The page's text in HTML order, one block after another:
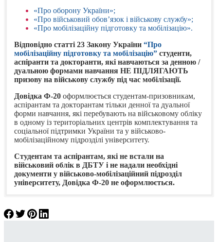
«Про оборону України»;
«Про військовий обов’язок і військову службу»;
«Про мобілізаційну підготовку та мобілізацію».
Відповідно статті 23 Закону України “Про
мобілізаційну підготовку та мобілізацію” студенти,
аспіранти та докторанти, які навчаються за денною /
дуальною формами навчання НЕ ПІДЛЯГАЮТЬ
призову на військову службу під час мобілізації.
Довідка Ф-20 оформлюється студентам-призовникам,
аспірантам та докторантам тільки денної та дуальної
форми навчання, які перебувають на військовому обліку
в одному із територіальних центрів комплектування та
соціальної підтримки України та у військово-
мобілізаційному підрозділі університету.
Студентам та аспірантам, які не встали на
військовий облік в ДБТУ і не надали необхідні
документи у військово-мобілізаційний підрозділ
університету, Довідка Ф-20 не оформлюється.
Посада:т.в.о. начальника підрозділу
Контактна інформація:
Завдання військово-мобілізаційного підрозділу:
студентів та аспірантів і замовлення довідки
Згідно зПРАВИЛАМИ військового обліку
призовників, військовозобов’язаних та резервістів
Абітурієнти, які є призовниками та
військовозобов’язаними, мають надати для перевірки у